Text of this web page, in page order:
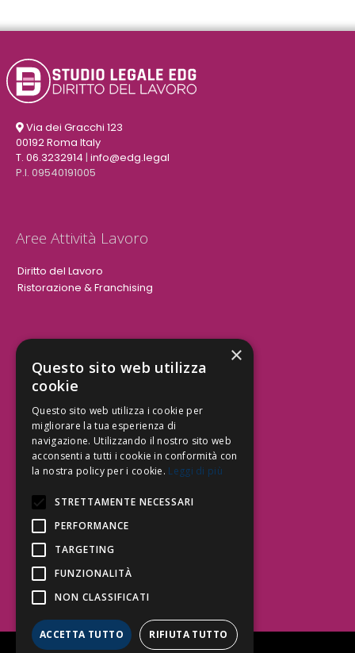
Via dei Gracchi 123
00192 Roma Italy
T. 06.3232914 | info@edg.legal
P.I. 09540191005
Aree Attività Lavoro
Diritto del Lavoro
Ristorazione & Franchising
Aree Attività Civile
Tutele del Credito
Responsabilità Civile
Contrattualistica
Segui lo Studio EDG sui social.
Invia messaggio
T. 06.3232914
info@edg.legal
Privacy Policy|Cookie Policy
×
Questo sito web utilizza
cookie
Questo sito web utilizza i cookie per
migliorare la tua esperienza di
navigazione. Utilizzando il nostro sito web
acconsenti a tutti i cookie in conformità con
la nostra policy per i cookie. Leggi di più
STRETTAMENTE NECESSARI
PERFORMANCE
TARGETING
FUNZIONALITÀ
NON CLASSIFICATI
ACCETTA TUTTO RIFIUTA TUTTO